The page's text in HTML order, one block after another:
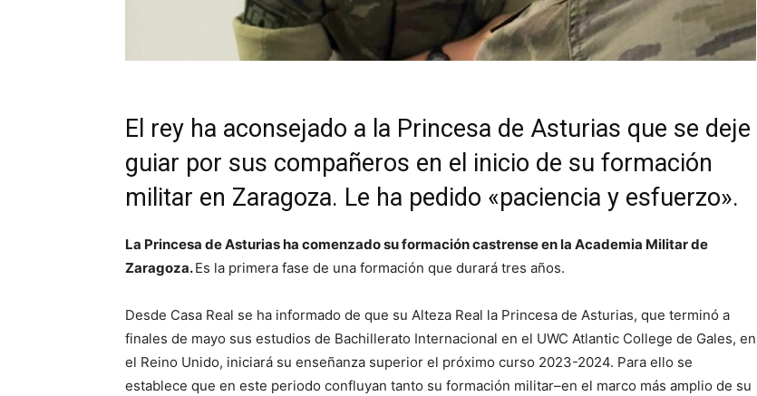
El rey ha aconsejado a la Princesa de Asturias que se deje
guiar por sus compañeros en el inicio de su formación
militar en Zaragoza. Le ha pedido «paciencia y esfuerzo».
La Princesa de Asturias ha comenzado su formación castrense en la Academia Militar de
Zaragoza.Es la primera fase de una formación que durará tres años.
Desde Casa Real se ha informado de que su Alteza Real la Princesa de Asturias, que terminó a
finales de mayo sus estudios de Bachillerato Internacional en el UWC Atlantic College de Gales, en
el Reino Unido, iniciará su enseñanza superior el próximo curso 2023-2024. Para ello se
establece que en este periodo confluyan tanto su formación militar–en el marco más amplio de su